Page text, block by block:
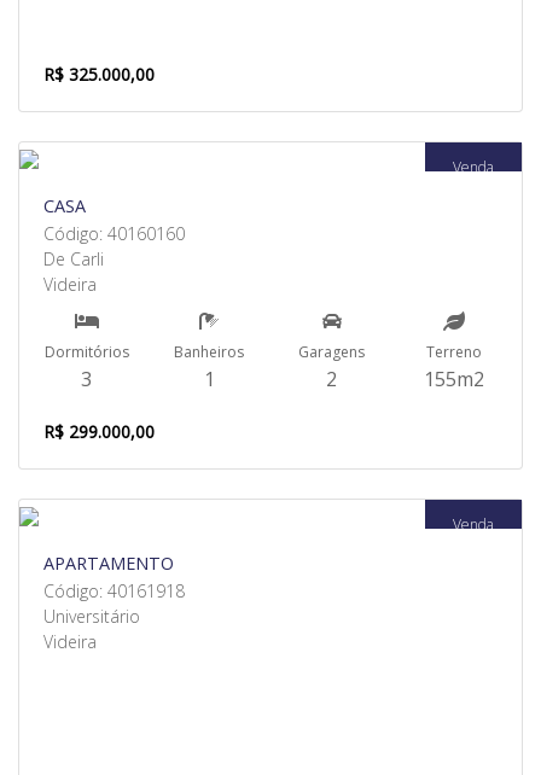
R$ 325.000,00
Venda
CASA
Código: 40160160
De Carli
Videira
Dormitórios
3
Banheiros
1
Garagens
2
Terreno
155m2
R$ 299.000,00
Venda
APARTAMENTO
Código: 40161918
Universitário
Videira